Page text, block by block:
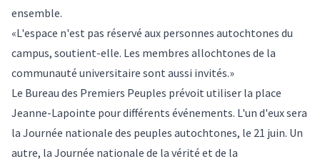
ensemble.
«L'espace n'est pas réservé aux personnes autochtones du
campus, soutient-elle. Les membres allochtones de la
communauté universitaire sont aussi invités.»
Le Bureau des Premiers Peuples prévoit utiliser la place
Jeanne-Lapointe pour différents événements. L'un d'eux sera
la Journée nationale des peuples autochtones, le 21 juin. Un
autre, la Journée nationale de la vérité et de la